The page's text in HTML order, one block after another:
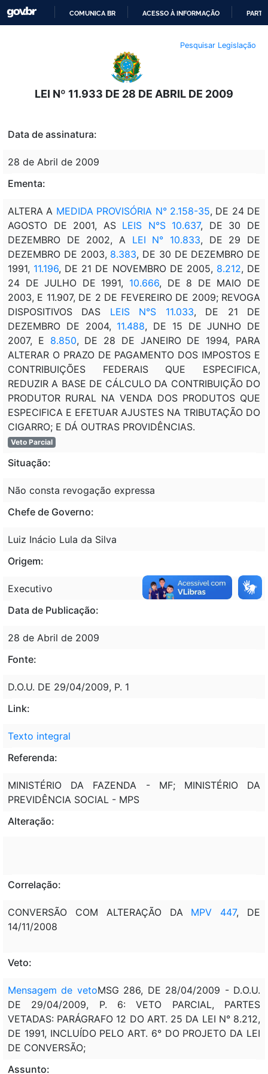
O
CONTEÚDO
COMUNICA BR ACESSO À INFORMAÇÃO
Pesquisar Legislação
LEI Nº 11.933 DE 28 DE ABRIL DE 2009
Data de assinatura:
28 de Abril de 2009
Ementa:
ALTERA A MEDIDA PROVISÓRIA N° 2.158-35, DE 24 DE
AGOSTO DE 2001, AS LEIS N°S 10.637, DE 30 DE
DEZEMBRO DE 2002, A LEI N° 10.833, DE 29 DE
DEZEMBRO DE 2003, 8.383, DE 30 DE DEZEMBRO DE
1991, 11.196, DE 21 DE NOVEMBRO DE 2005, 8.212, DE
24 DE JULHO DE 1991, 10.666, DE 8 DE MAIO DE
2003, E 11.907, DE 2 DE FEVEREIRO DE 2009; REVOGA
DISPOSITIVOS DAS LEIS N°S 11.033, DE 21 DE
DEZEMBRO DE 2004, 11.488, DE 15 DE JUNHO DE
2007, E 8.850, DE 28 DE JANEIRO DE 1994, PARA
ALTERAR O PRAZO DE PAGAMENTO DOS IMPOSTOS E
CONTRIBUIÇÕES FEDERAIS QUE ESPECIFICA,
REDUZIR A BASE DE CÁLCULO DA CONTRIBUIÇÃO DO
PRODUTOR RURAL NA VENDA DOS PRODUTOS QUE
ESPECIFICA E EFETUAR AJUSTES NA TRIBUTAÇÃO DO
CIGARRO; E DÁ OUTRAS PROVIDÊNCIAS.
Veto Parcial
Situação:
Não consta revogação expressa
Chefe de Governo:
Luiz Inácio Lula da Silva
Origem:
Executivo
Data de Publicação:
28 de Abril de 2009
Fonte:
D.O.U. DE 29/04/2009, P. 1
Link:
Texto integral
Referenda:
MINISTÉRIO DA FAZENDA - MF; MINISTÉRIO DA
PREVIDÊNCIA SOCIAL - MPS
Alteração:
Correlação:
CONVERSÃO COM ALTERAÇÃO DA MPV 447, DE
14/11/2008
Veto:
Mensagem de vetoMSG 286, DE 28/04/2009 - D.O.U.
DE 29/04/2009, P. 6: VETO PARCIAL, PARTES
VETADAS: PARÁGRAFO 12 DO ART. 25 DA LEI N° 8.212,
DE 1991, INCLUÍDO PELO ART. 6° DO PROJETO DA LEI
DE CONVERSÃO;
Assunto: